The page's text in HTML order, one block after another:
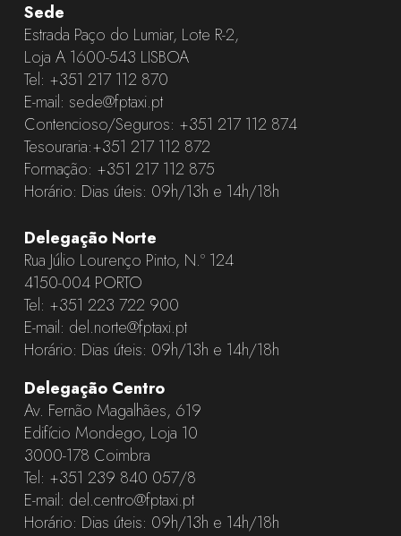
Sede
Estrada Paço do Lumiar, Lote R-2,
Loja A 1600-543 LISBOA
Tel: +351 217 112 870
E-mail: sede@fptaxi.pt
Contencioso/Seguros: +351 217 112 874
Tesouraria:+351 217 112 872
Formação: +351 217 112 875
Horário: Dias úteis: 09h/13h e 14h/18h
Delegação Norte
Rua Júlio Lourenço Pinto, N.º 124
4150-004 PORTO
Tel: +351 223 722 900
E-mail: del.norte@fptaxi.pt
Horário: Dias úteis: 09h/13h e 14h/18h
Delegação Centro
Av. Fernão Magalhães, 619
Edifício Mondego, Loja 10
3000-178 Coimbra
Tel: +351 239 840 057/8
E-mail: del.centro@fptaxi.pt
Horário: Dias úteis: 09h/13h e 14h/18h